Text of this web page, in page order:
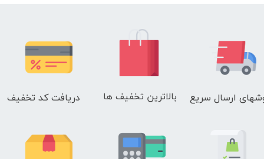
ارسال سریع دریافت کد تخفیف بالاترین تخفیف ها